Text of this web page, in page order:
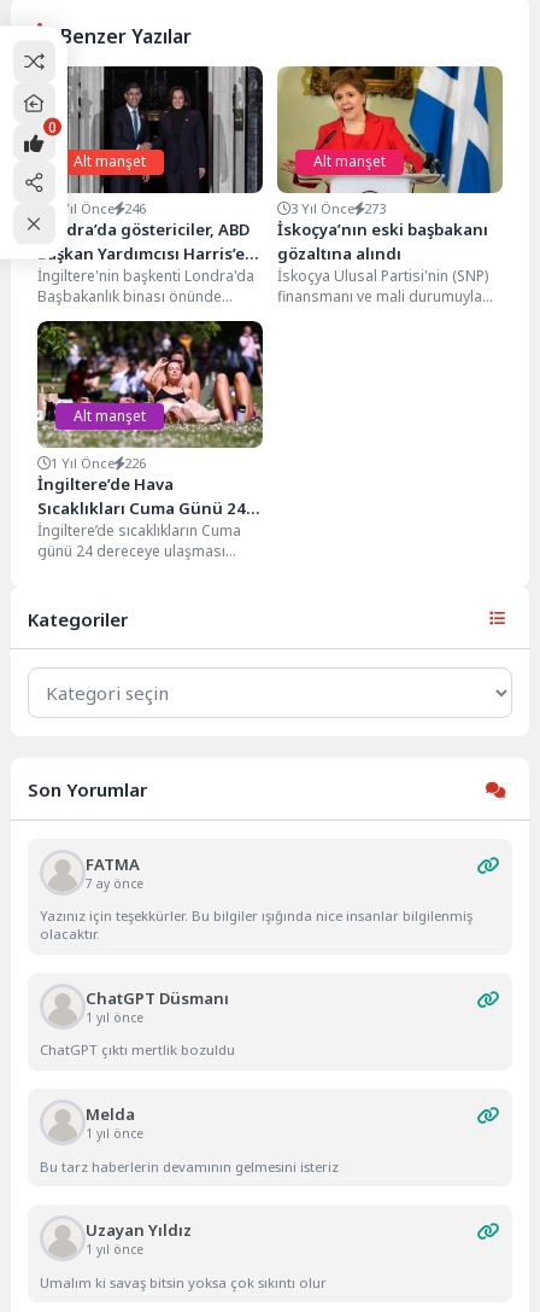
Benzer Yazılar
Alt manşet
3 Yıl Önce 246
Londra’da göstericiler, ABD
Başkan Yardımcısı Harris’e
“Gazze’de ateşkes” çağrısı
yaptı
İngiltere'nin başkenti Londra'da
Başbakanlık binası önünde
toplanan göstericiler, İngiltere
Başbakanı Rishi Sunak ile
görüşen ABD...
Alt manşet
3 Yıl Önce 273
İskoçya’nın eski başbakanı
gözaltına alındı
İskoçya Ulusal Partisi'nin (SNP)
finansmanı ve mali durumuyla
Alt manşet
1 Yıl Önce 226
İngiltere’de Hava
Sıcaklıkları Cuma Günü 24
°C’ye Ulaşacak
İngiltere’de sıcaklıkların Cuma
günü 24 dereceye ulaşması
Meteoroloji...
Kategoriler
Kategoriler
Son Yorumlar
FATMA
7 ay önce
Yazınız için teşekkürler. Bu bilgiler ışığında nice insanlar bilgilenmiş
olacaktır.
ChatGPT Düsmanı
1 yıl önce
ChatGPT çıktı mertlik bozuldu
Melda
1 yıl önce
Bu tarz haberlerin devamının gelmesini isteriz
Uzayan Yıldız
1 yıl önce
Umalım ki savaş bitsin yoksa çok sıkıntı olur
0